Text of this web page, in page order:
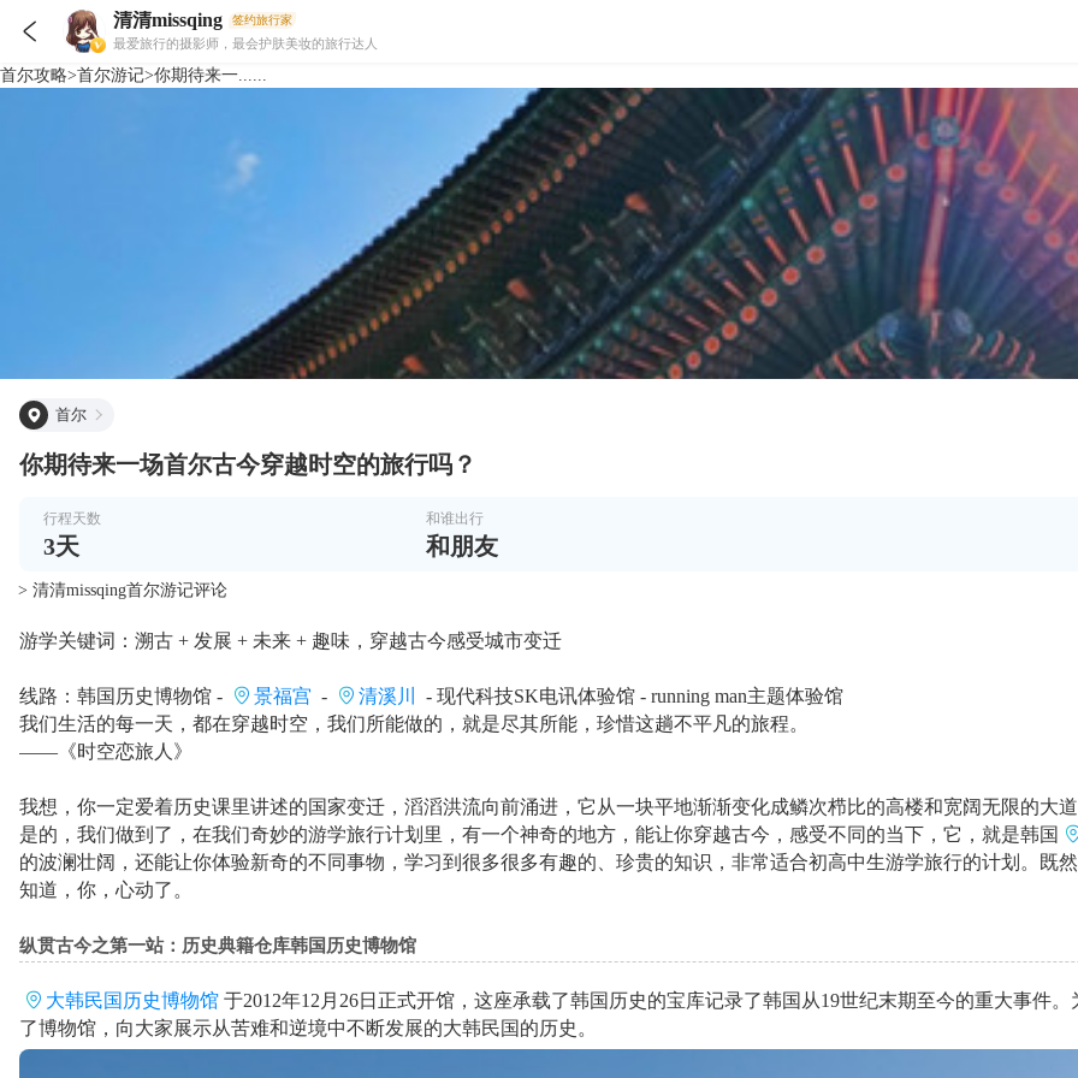
 清清missqing 签约旅行家
最爱旅行的摄影师，最会护肤美妆的旅行达人
首尔攻略>首尔游记>你期待来一......
首尔
你期待来一场首尔古今穿越时空的旅行吗？
行程天数
3天
和谁出行
和朋友
> 清清missqing首尔游记评论
游学关键词：溯古 + 发展 + 未来 + 趣味，穿越古今感受城市变迁
线路：韩国历史博物馆 - 景福宫 - 清溪川
- 现代科技SK电讯体验馆 - running man主题体验馆
我们生活的每一天，都在穿越时空，我们所能做的，就是尽其所能，珍惜这趟不平凡的旅程。
——《时空恋旅人》
我想，你一定爱着历史课里讲述的国家变迁，滔滔洪流向前涌进，它从一块平地渐渐变化成鳞次栉比的高楼和宽阔无限的大
是的，我们做到了，在我们奇妙的游学旅行计划里，有一个神奇的地方，能让你穿越古今，感受不同的当下，它，就是韩国
的波澜壮阔，还能让你体验新奇的不同事物，学习到很多很多有趣的、珍贵的知识，非常适合初高中生游学旅行的计划。既
知道，你，心动了。
纵贯古今之第一站：历史典籍仓库韩国历史博物馆
大韩民国历史博物馆 于2012年12月26日正式开馆，这座承载了韩国历史的宝库记录了韩国从19世纪末期至今的重大事件
了博物馆，向大家展示从苦难和逆境中不断发展的大韩民国的历史。